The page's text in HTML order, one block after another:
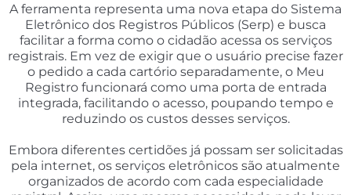
A ferramenta representa uma nova etapa do Sistema
Eletrônico dos Registros Públicos (Serp) e busca
facilitar a forma como o cidadão acessa os serviços
registrais. Em vez de exigir que o usuário precise fazer
o pedido a cada cartório separadamente, o Meu
Registro funcionará como uma porta de entrada
integrada, facilitando o acesso, poupando tempo e
reduzindo os custos desses serviços.
Embora diferentes certidões já possam ser solicitadas
pela internet, os serviços eletrônicos são atualmente
organizados de acordo com cada especialidade